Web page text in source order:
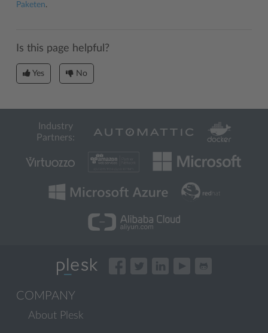
Paketen.
Is this page helpful?
Yes No
Industry
Partners:
COMPANY
About Plesk